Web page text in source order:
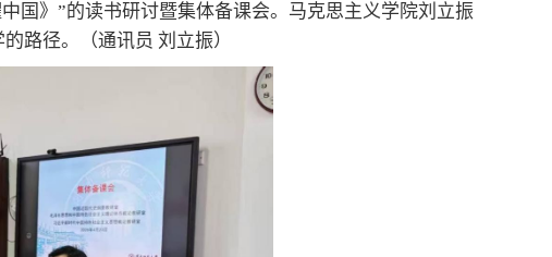
国》”的读书研讨暨集体备课会。马克思主义学院刘立振
路径。（通讯员 刘立振）